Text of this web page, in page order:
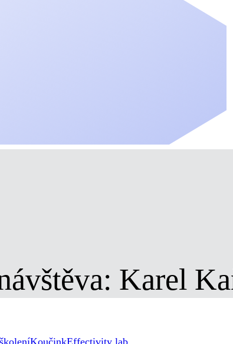
Karel
školeníKoučinkEffectivity lab